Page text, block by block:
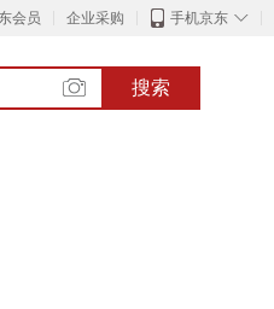
会员 企业采购 ◇
手机京东
搜索